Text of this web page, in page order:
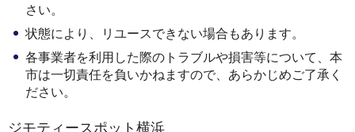
さい。
状態により、リユースできない場合もあります。
各事業者を利用した際のトラブルや損害等について、本
市は一切責任を負いかねますので、あらかじめご了承く
ださい。
ジモティースポット横浜